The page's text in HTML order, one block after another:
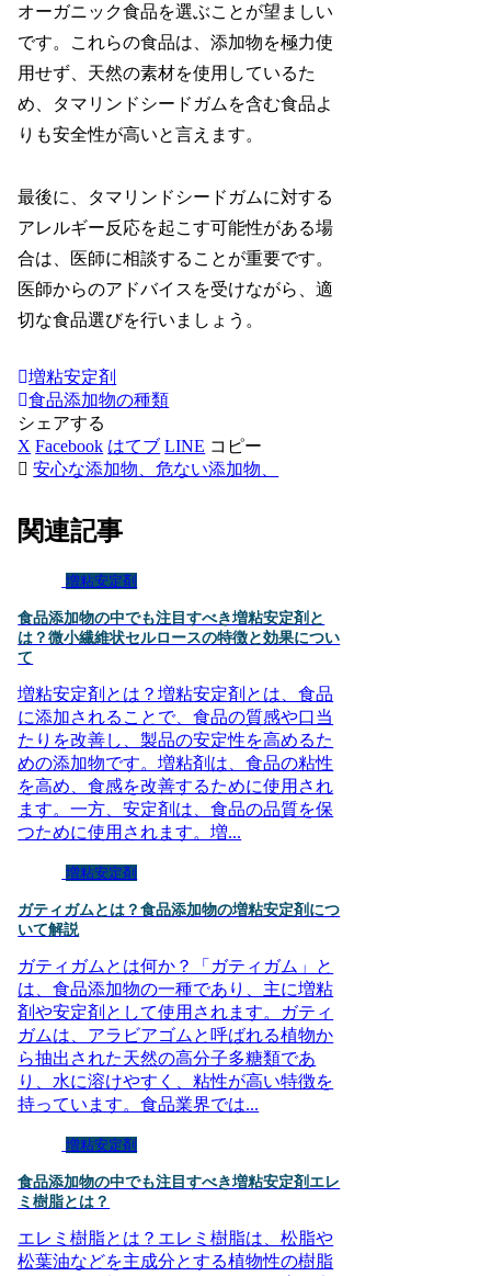
オーガニック食品を選ぶことが望ましい
です。これらの食品は、添加物を極力使
用せず、天然の素材を使用しているた
め、タマリンドシードガムを含む食品よ
りも安全性が高いと言えます。
最後に、タマリンドシードガムに対する
アレルギー反応を起こす可能性がある場
合は、医師に相談することが重要です。
医師からのアドバイスを受けながら、適
切な食品選びを行いましょう。
増粘安定剤
食品添加物の種類
シェアする
X Facebook はてブ LINE コピー
安心な添加物、危ない添加物、
関連記事
増粘安定剤
食品添加物の中でも注目すべき増粘安定剤と
は？微小繊維状セルロースの特徴と効果につい
て
増粘安定剤とは？増粘安定剤とは、食品
に添加されることで、食品の質感や口当
たりを改善し、製品の安定性を高めるた
めの添加物です。増粘剤は、食品の粘性
を高め、食感を改善するために使用され
ます。一方、安定剤は、食品の品質を保
つために使用されます。増...
増粘安定剤
ガティガムとは？食品添加物の増粘安定剤につ
いて解説
ガティガムとは何か？「ガティガム」と
は、食品添加物の一種であり、主に増粘
剤や安定剤として使用されます。ガティ
ガムは、アラビアゴムと呼ばれる植物か
ら抽出された天然の高分子多糖類であ
り、水に溶けやすく、粘性が高い特徴を
持っています。食品業界では...
増粘安定剤
食品添加物の中でも注目すべき増粘安定剤エレ
ミ樹脂とは？
エレミ樹脂とは？エレミ樹脂は、松脂や
松葉油などを主成分とする植物性の樹脂